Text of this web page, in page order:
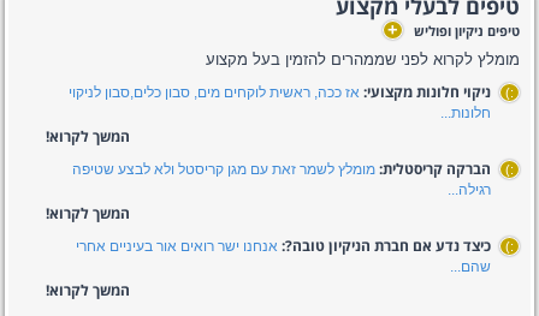
טיפים לבעלי מקצוע
טיפים ניקיון ופוליש +
מומלץ לקרוא לפני שממהרים להזמין בעל מקצוע
:) ניקוי חלונות מקצועי: אז ככה, ראשית לוקחים מים, סבון כלים,סבון לניקוי
חלונות...
המשך לקרוא!
:) הברקה קריסטלית: מומלץ לשמר זאת עם מגן קריסטל ולא לבצע שטיפה
רגילה...
המשך לקרוא!
:) כיצד נדע אם חברת הניקיון טובה?: אנחנו ישר רואים אור בעיניים אחרי
שהם...
המשך לקרוא!